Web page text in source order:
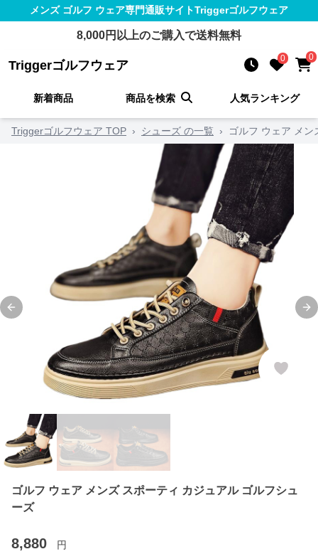
メンズ ゴルフ ウェア専門通販サイトTriggerゴルフウェア
8,000円以上のご購入で送料無料
Triggerゴルフウェア 0 0
新着商品 商品を検索 人気ランキング
Triggerゴルフウェア TOP › シューズ の一覧 › ゴルフ ウェア メ
Previous slide
ゴルフ ウェア メンズ スポーティ カジュアル ゴルフシュ
ーズ
8,880 円